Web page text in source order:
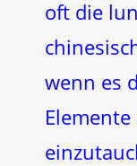
oft die
wenn es